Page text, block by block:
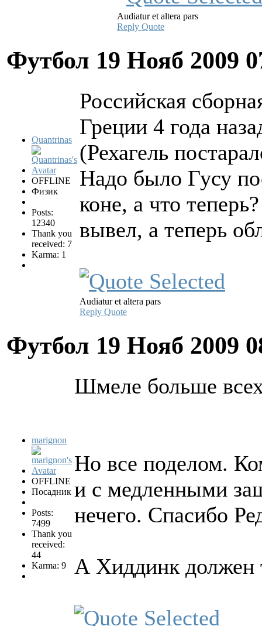
Audiatur et altera pars
Reply Quote
Футбол 19 Нояб 2009
Quantrinas
OFFLINE
Физик
Posts:
12340
Thank you
received: 7
Karma: 1
Российская
Греции 4 года
(Рехагель
Надо было Гусу
коне, а что
вывел, а теперь
Audiatur et altera pars
Reply Quote
Футбол 19 Нояб 2009
marignon
OFFLINE
Посадник
Posts:
7499
Thank you
received:
44
Karma: 9
Шмеле больше
Но все поделом.
и с медленными
нечего. Спасибо
А Хиддинк должен